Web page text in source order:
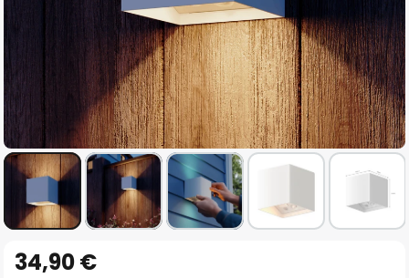
Anfang
34,90 €